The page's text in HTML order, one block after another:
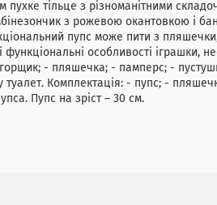
тільце з різноманітними
з рожевою окантовкою і
пупс може пити з
функціональні особливості іграшки,
- пляшечка; - памперс; -
туалет. Комплектація: - пупс; -
Пупс на зріст – 30 см.